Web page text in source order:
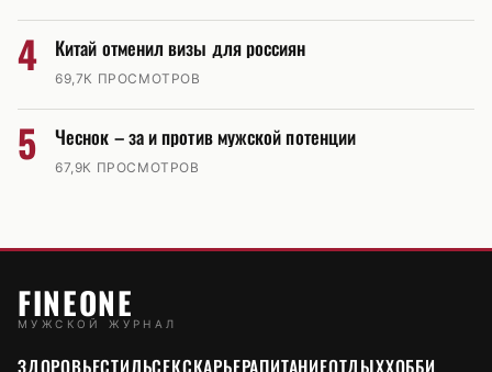
4 Китай отменил визы для россиян
69,7К ПРОСМОТРОВ
5 Чеснок – за и против мужской потенции
67,9К ПРОСМОТРОВ
FINEONE
МУЖСКОЙ ЖУРНАЛ
ЗДОРОВЬЕСТИЛЬСЕКСКАРЬЕРАПИТАНИЕОТДЫХХОББИ